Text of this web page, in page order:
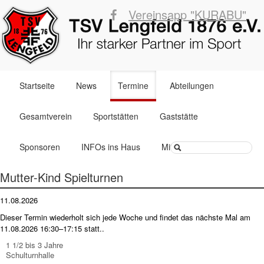
Vereinsapp "KURABU"
überspringen
Startseite News Termine Abteilungen
Gesamtverein Sportstätten Gaststätte
Sponsoren INFOs ins Haus Mitglied werden
Suchbegriffe
Mutter-Kind Spielturnen
11.08.2026
Dieser Termin wiederholt sich jede Woche und findet das nächste Mal am
11.08.2026 16:30–17:15 statt..
1 1/2 bis 3 Jahre
Schulturnhalle